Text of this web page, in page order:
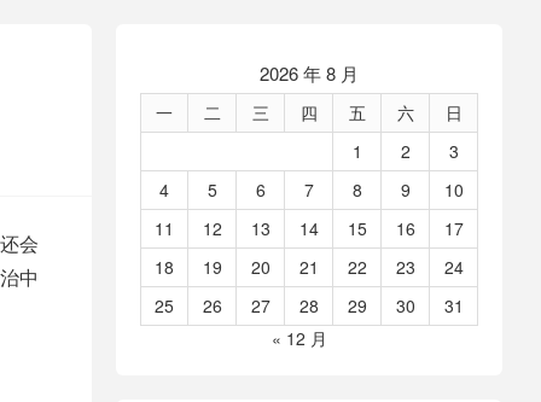
会
中
2026 年 8 月
一 二 三 四 五 六
日
1
2
3
4
5 6 7 8 9
10
11
12 13 14 15 16
17
18
19 20 21 22 23
24
25
26 27 28 29 30
31
« 12 月